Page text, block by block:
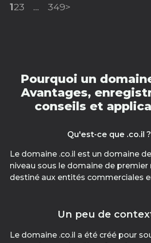
123 ... 349>
Pourquoi un
Avantages,
conseils et
Qu'est-ce que .co.il ?
Le domaine .co.il est un domaine
niveau sous le domaine de premier
destiné aux entités commerciales
Un peu de
Le domaine .co.il a été créé pour